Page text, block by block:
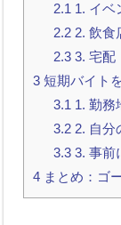
2.1 1. イベ
2.2 2. 飲食
2.3 3. 宅配
3 短期バイト
3.1 1. 勤務
3.2 2. 自分
3.3 3. 事前
4 まとめ：ゴ